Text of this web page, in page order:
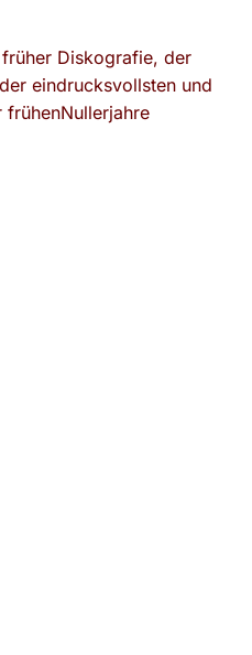
Diskografie, der
eindrucksvollsten und
frühenNullerjahre